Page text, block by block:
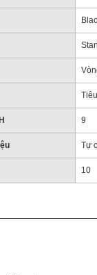
9
Tự
10